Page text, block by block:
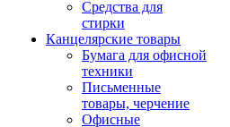
Средства для
стирки
Канцелярские товары
Бумага для офисной
техники
Письменные
товары, черчение
Офисные